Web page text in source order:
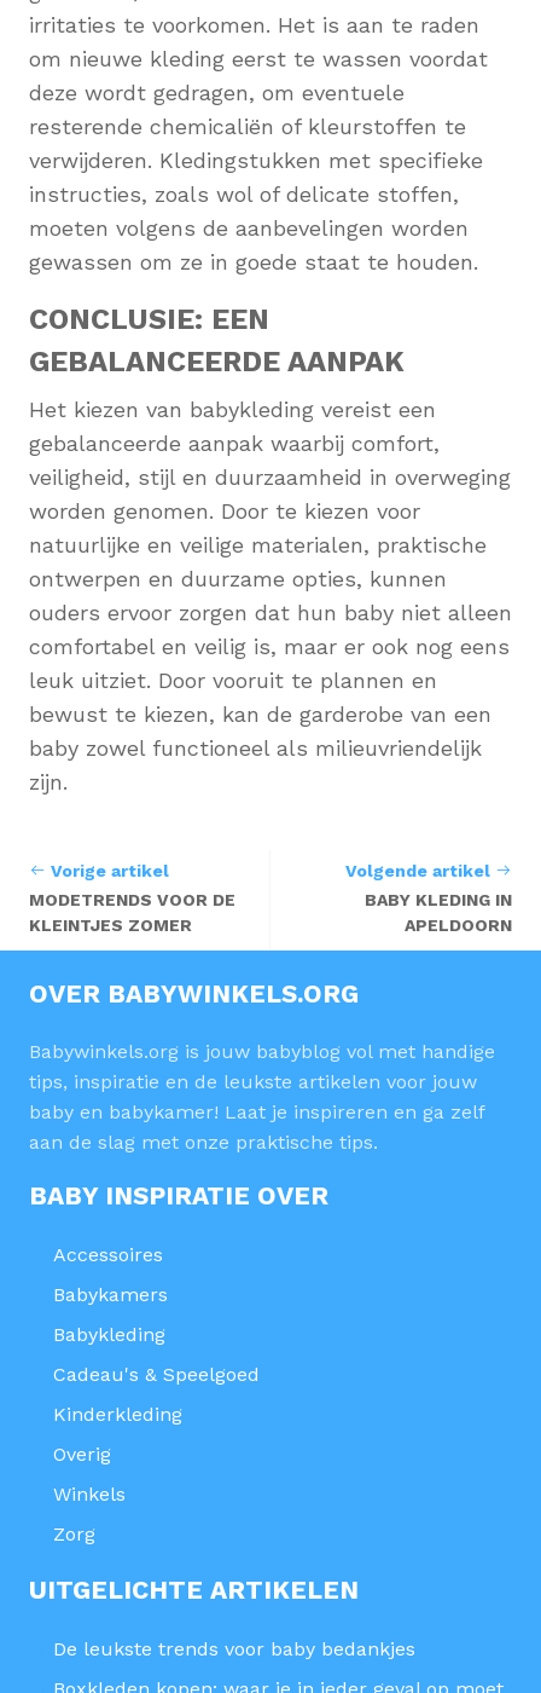
irritaties te voorkomen. Het is aan te raden
om nieuwe kleding eerst te wassen voordat
deze wordt gedragen, om eventuele
resterende chemicaliën of kleurstoffen te
verwijderen. Kledingstukken met specifieke
instructies, zoals wol of delicate stoffen,
moeten volgens de aanbevelingen worden
gewassen om ze in goede staat te houden.
CONCLUSIE: EEN
GEBALANCEERDE AANPAK
Het kiezen van babykleding vereist een
gebalanceerde aanpak waarbij comfort,
veiligheid, stijl en duurzaamheid in overweging
worden genomen. Door te kiezen voor
natuurlijke en veilige materialen, praktische
ontwerpen en duurzame opties, kunnen
ouders ervoor zorgen dat hun baby niet alleen
comfortabel en veilig is, maar er ook nog eens
leuk uitziet. Door vooruit te plannen en
bewust te kiezen, kan de garderobe van een
baby zowel functioneel als milieuvriendelijk
zijn.
Vorige artikel
MODETRENDS VOOR DE
KLEINTJES ZOMER
Volgende artikel
BABY KLEDING IN
APELDOORN
OVER BABYWINKELS.ORG
Babywinkels.org is jouw babyblog vol met handige
tips, inspiratie en de leukste artikelen voor jouw
baby en babykamer! Laat je inspireren en ga zelf
aan de slag met onze praktische tips.
BABY INSPIRATIE OVER
Accessoires
Babykamers
Babykleding
Cadeau's & Speelgoed
Kinderkleding
Overig
Winkels
Zorg
UITGELICHTE ARTIKELEN
De leukste trends voor baby bedankjes